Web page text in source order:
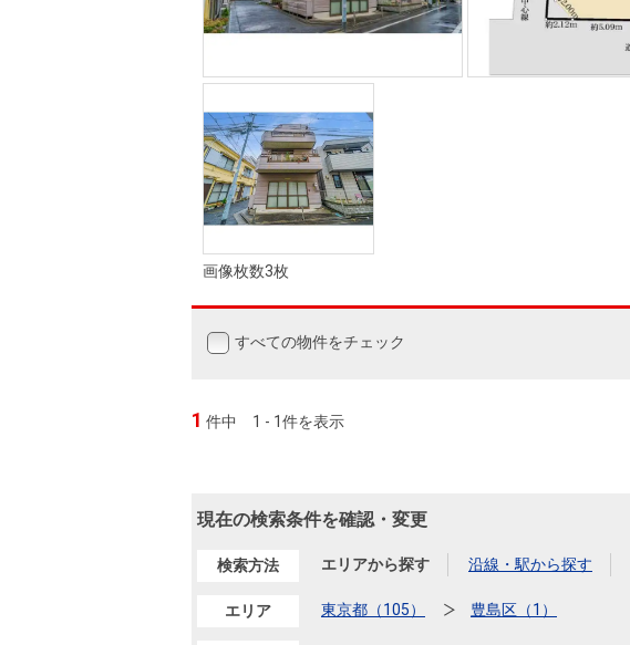
画像枚数3枚
すべての物件をチェック
1 件中 1 - 1件を表示
現在の検索条件を確認・変更
検索方法 エリアから探す 沿線・駅から探す
エリア 東京都（105） 豊島区（1）